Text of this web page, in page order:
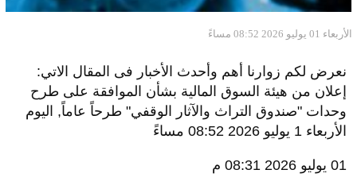
الأربعاء 01 يوليو 2026 08:52 مساءً
نعرض لكم زوارنا أهم وأحدث الأخبار فى المقال الاتي:
إعلان من هيئة السوق المالية بشأن الموافقة على طرح
وحدات "صندوق التراث والآثار الوقفي" طرحاً عاماً, اليوم
الأربعاء 1 يوليو 2026 08:52 مساءً
01 يوليو 2026 08:31 م